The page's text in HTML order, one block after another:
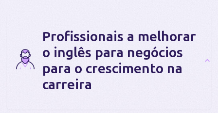
Profissionais a melhorar
o inglês para negócios
para o crescimento na
carreira